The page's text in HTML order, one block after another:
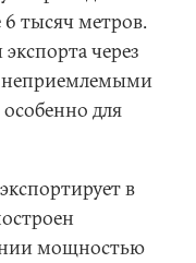
тысяч метров.
через
неприемлемыми
для
в
мощностью